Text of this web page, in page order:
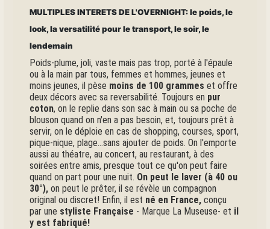
MULTIPLES INTERETS DE L'OVERNIGHT: le poids, le
look, la versatilité pour le transport, le soir, le
lendemain
Poids-plume, joli, vaste mais pas trop, porté à l'épaule
ou à la main par tous, femmes et hommes, jeunes et
moins jeunes, il pèse moins de 100 grammes et offre
deux décors avec sa reversabilité. Toujours en pur
coton, on le replie dans son sac à main ou sa poche de
blouson quand on n'en a pas besoin, et, toujours prêt à
servir, on le déploie en cas de shopping, courses, sport,
pique-nique, plage...sans ajouter de poids. On l'emporte
aussi au théatre, au concert, au restaurant, à des
soirées entre amis, presque tout ce qu'on peut faire
quand on part pour une nuit. On peut le laver (à 40 ou
30°), on peut le prêter, il se révèle un compagnon
original ou discret! Enfin, il est né en France, conçu
par une styliste Française - Marque La Museuse- et il
y est fabriqué!